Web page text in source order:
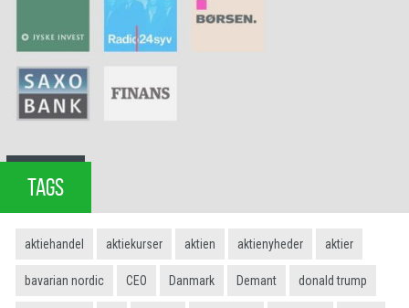
TAGS
aktiehandel aktiekurser aktien aktienyheder aktier
bavarian nordic CEO Danmark Demant donald trump